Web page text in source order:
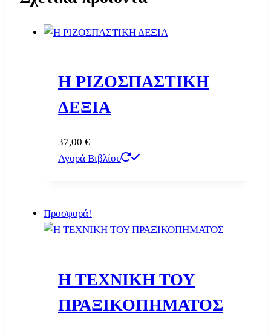
Η ΡΙΖΟΣΠΑΣΤΙΚΗ
ΔΕΞΙΑ
37,00 €
Αγορά Βιβλίου
Προσφορά!
Η ΤΕΧΝΙΚΗ ΤΟΥ
ΠΡΑΞΙΚΟΠΗΜΑΤΟΣ